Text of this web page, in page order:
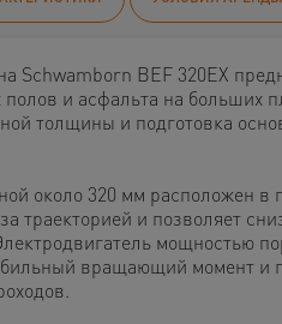
Schwamborn BEF 320EX
и асфальта на больших
толщины и подготовка
около 320 мм расположен в
траекторией и позволяет
мощностью
вращающий момент и